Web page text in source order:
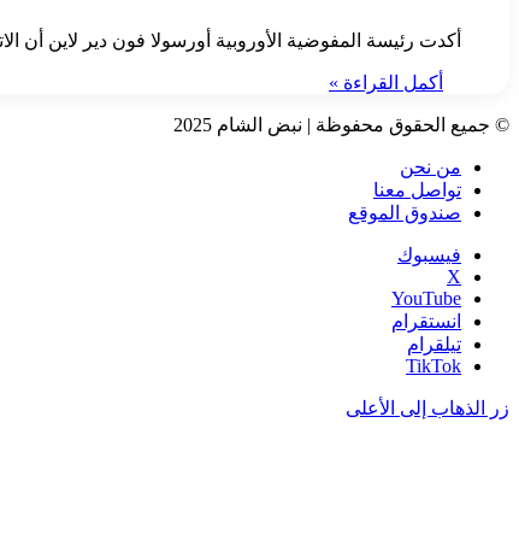
أكدت رئيسة المفوضية الأوروبية أورسولا فون دير لاين أن
أكمل القراءة »
© جميع الحقوق محفوظة | نبض الشام 2025
من نحن
تواصل معنا
صندوق الموقع
فيسبوك
‫X
‫YouTube
انستقرام
تيلقرام
‫TikTok
زر الذهاب إلى الأعلى